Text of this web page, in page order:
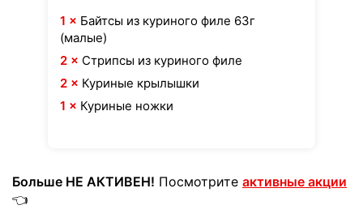
1 × Байтсы из куриного филе 63г
(малые)
2 × Стрипсы из куриного филе
2 × Куриные крылышки
1 × Куриные ножки
Больше НЕ АКТИВЕН! Посмотрите активные акции
👈